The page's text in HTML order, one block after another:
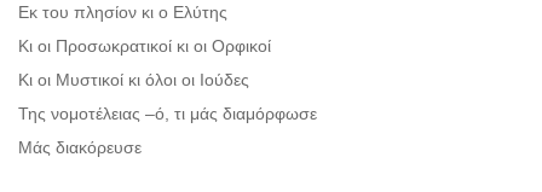
Εκ του πλησίον κι ο Ελύτης
Κι οι Προσωκρατικοί κι οι Ορφικοί
Κι οι Μυστικοί κι όλοι οι Ιούδες
Της νομοτέλειας –ό, τι μάς διαμόρφωσε
Μάς διακόρευσε